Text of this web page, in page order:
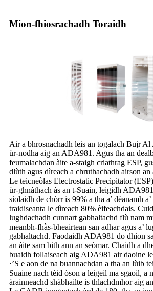
Mion-fhiosrachadh Toraidh
Air a bhrosnachadh leis an togalach Bujr Al
ùr-nodha aig an ADA981. Agus tha an
feumalachdan àite a-staigh criathrag ESP,
dlùth agus dìreach a chruthachadh airson an
Le teicneòlas Electrostatic Precipitator
ùr-ghnàthach às an t-Suain, leigidh
sìolaidh de chòrr is 99% a tha a’ dèanamh
traidiseanta le dìreach 80% èifeachdais.
lughdachadh cunnart gabhaltachd flù nam
meanbh-fhàs-bheairtean san adhar agus a’
gabhaltachd. Faodaidh ADA981 do dhìon
an àite sam bith ann an seòmar. Chaidh a
buaidh follaiseach aig ADA981 air daoine le
·’S e aon de na buannachdan a tha an lùib
Suaine nach tèid òson a leigeil ma sgaoil, a
àrainneachd shàbhailte is thlachdmhor aig